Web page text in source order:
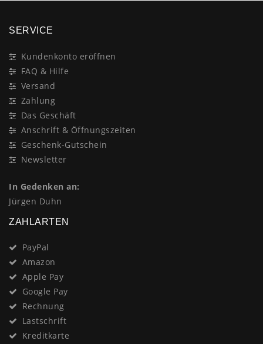
SERVICE
Kundenkonto eröffnen
FAQ & Hilfe
Versand
Zahlung
Das Geschäft
Anschrift & Öffnungszeiten
Geschenk-Gutschein
Newsletter
In Gedenken an:
Jürgen Duhn
ZAHLARTEN
PayPal
Amazon
Apple Pay
Google Pay
Rechnung
Lastschrift
Kreditkarte